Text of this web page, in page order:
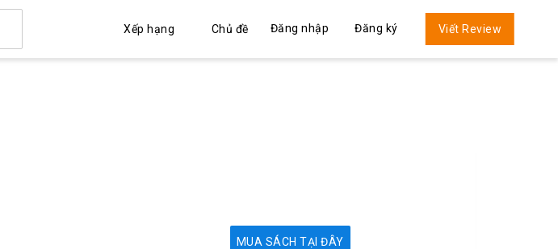
Xếp hạng Chủ đề Đăng nhập Đăng ký Viết Review
MUA SÁCH TẠI ĐÂY